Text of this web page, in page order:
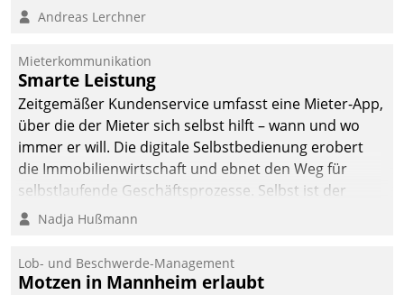
Andreas Lerchner
Mieterkommunikation
Smarte Leistung
Zeitgemäßer Kundenservice umfasst eine Mieter-App,
über die der Mieter sich selbst hilft – wann und wo
immer er will. Die digitale Selbstbedienung erobert
die Immobilienwirtschaft und ebnet den Weg für
selbstlaufende Geschäftsprozesse. Selbst ist der
Kunde und smart der Serviceanbieter.
Nadja Hußmann
Lob- und Beschwerde-Management
Motzen in Mannheim erlaubt